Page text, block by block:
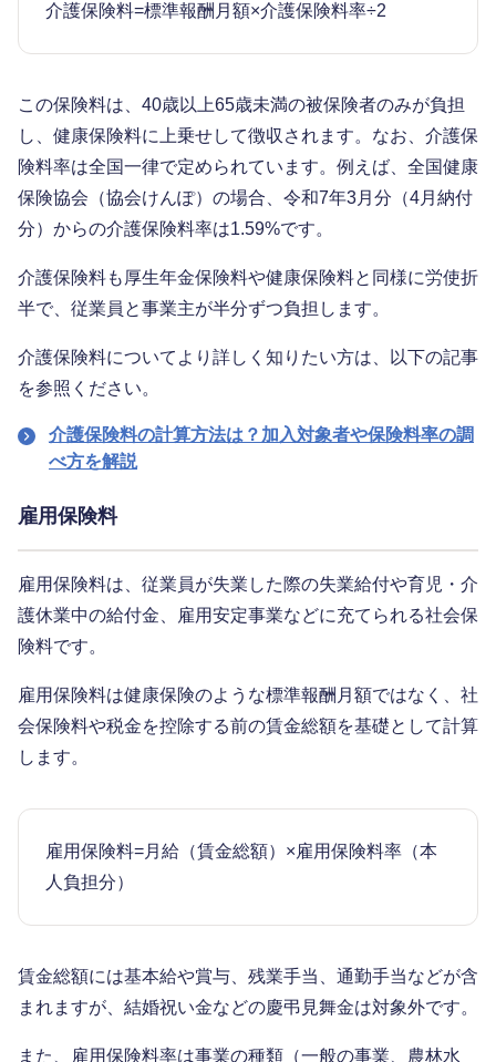
介護保険料=標準報酬月額×介護保険料率÷2
この保険料は、40歳以上65歳未満の被保険者のみが負担
し、健康保険料に上乗せして徴収されます。なお、介護保
険料率は全国一律で定められています。例えば、全国健康
保険協会（協会けんぽ）の場合、令和7年3月分（4月納付
分）からの介護保険料率は1.59%です。
介護保険料も厚生年金保険料や健康保険料と同様に労使折
半で、従業員と事業主が半分ずつ負担します。
介護保険料についてより詳しく知りたい方は、以下の記事
を参照ください。
介護保険料の計算方法は？加入対象者や保険料率の調
べ方を解説
雇用保険料
雇用保険料は、従業員が失業した際の失業給付や育児・介
護休業中の給付金、雇用安定事業などに充てられる社会保
険料です。
雇用保険料は健康保険のような標準報酬月額ではなく、社
会保険料や税金を控除する前の賃金総額を基礎として計算
します。
雇用保険料=月給（賃金総額）×雇用保険料率（本
人負担分）
賃金総額には基本給や賞与、残業手当、通勤手当などが含
まれますが、結婚祝い金などの慶弔見舞金は対象外です。
また、雇用保険料率は事業の種類（一般の事業、農林水